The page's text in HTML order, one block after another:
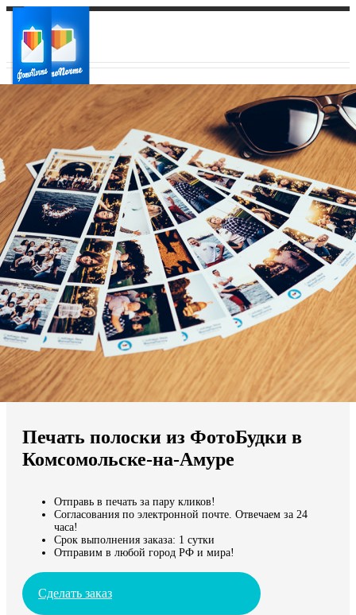
Ваш город:
Ваш регион доставки
Выберите из списка:
Мы доставляем по всему миру
Продолжить без города
Печать полоски из ФотоБудки в
Комсомольске-на-Амуре
Отправь в печать за пару кликов!
Согласования по электронной почте. Отвечаем за 24
часа!
Срок выполнения заказа: 1 сутки
Отправим в любой город РФ и мира!
Сделать заказ